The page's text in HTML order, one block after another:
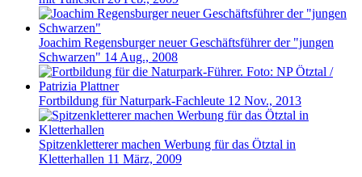
Joachim Regensburger neuer Geschäftsführer der "jungen
Schwarzen" 14 Aug., 2008
Fortbildung für Naturpark-Fachleute 12 Nov., 2013
Spitzenkletterer machen Werbung für das Ötztal in
Kletterhallen 11 März, 2009